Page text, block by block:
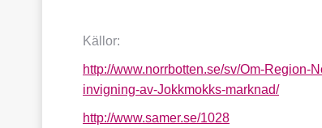
Källor:
http://www.norrbotten.se/sv/Om-
invigning-av-Jokkmokks-marknad/
http://www.samer.se/1028